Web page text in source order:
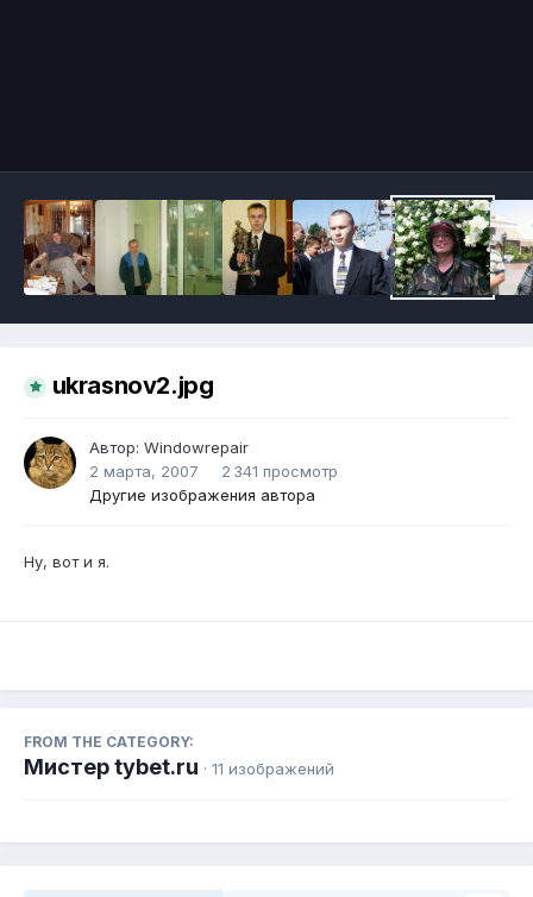
ukrasnov2.jpg
Автор: Windowrepair
2 марта, 2007
2 341 просмотр
Другие изображения автора
Ну, вот и я.
FROM THE CATEGORY:
Мистер tybet.ru · 11 изображений